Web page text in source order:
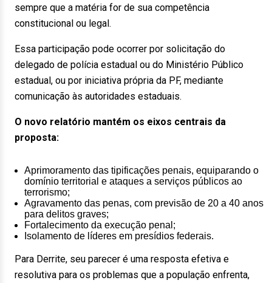
sempre que a matéria for de sua competência
constitucional ou legal.
Essa participação pode ocorrer por solicitação do
delegado de polícia estadual ou do Ministério Público
estadual, ou por iniciativa própria da PF, mediante
comunicação às autoridades estaduais.
O novo relatório mantém os eixos centrais da
proposta:
Aprimoramento das tipificações penais, equiparando o
domínio territorial e ataques a serviços públicos ao
terrorismo;
Agravamento das penas, com previsão de 20 a 40 anos
para delitos graves;
Fortalecimento da execução penal;
Isolamento de líderes em presídios federais.
Para Derrite, seu parecer é uma resposta efetiva e
resolutiva para os problemas que a população enfrenta,